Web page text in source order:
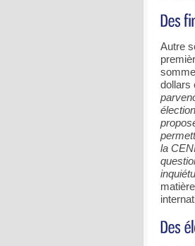
Autre
dollars
la